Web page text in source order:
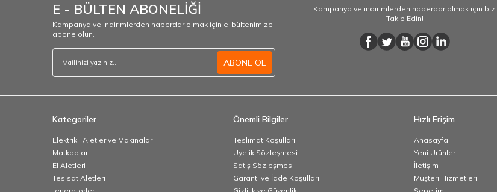
E - BÜLTEN ABONELİĞİ
Kampanya ve indirimlerden haberdar olmak için e-bültenimize
abone olun.
ABONE OL
Kampanya ve indirimlerden haberdar olmak için bizi
Takip Edin!
Kategoriler
Elektrikli Aletler ve Makinalar
Matkaplar
El Aletleri
Tesisat Aletleri
Önemli Bilgiler
Teslimat Koşulları
Üyelik Sözleşmesi
Satış Sözleşmesi
Garanti ve İade Koşulları
Hızlı Erişim
Anasayfa
Yeni Ürünler
İletişim
Müşteri Hizmetleri